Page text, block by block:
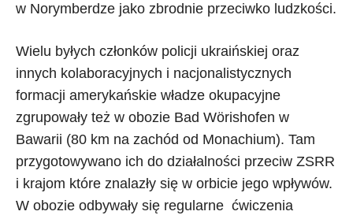
w Norymberdze jako zbrodnie przeciwko ludzkości.
Wielu byłych członków policji ukraińskiej oraz
innych kolaboracyjnych i nacjonalistycznych
formacji amerykańskie władze okupacyjne
zgrupowały też w obozie Bad Wörishofen w
Bawarii (80 km na zachód od Monachium). Tam
przygotowywano ich do działalności przeciw ZSRR
i krajom które znalazły się w orbicie jego wpływów.
W obozie odbywały się regularne ćwiczenia